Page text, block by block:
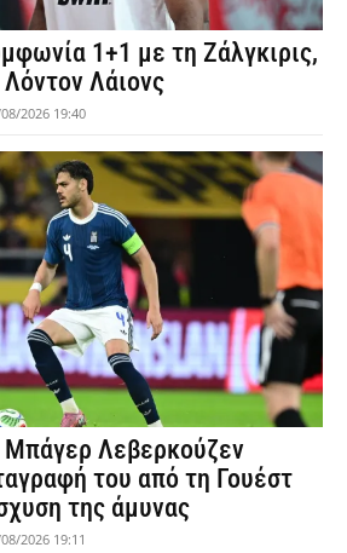
1+1 με τη Ζάλγκιρις,
Λάιονς
2026 19:40
Λεβερκούζεν
του από τη Γουέστ
της άμυνας
2026 19:11